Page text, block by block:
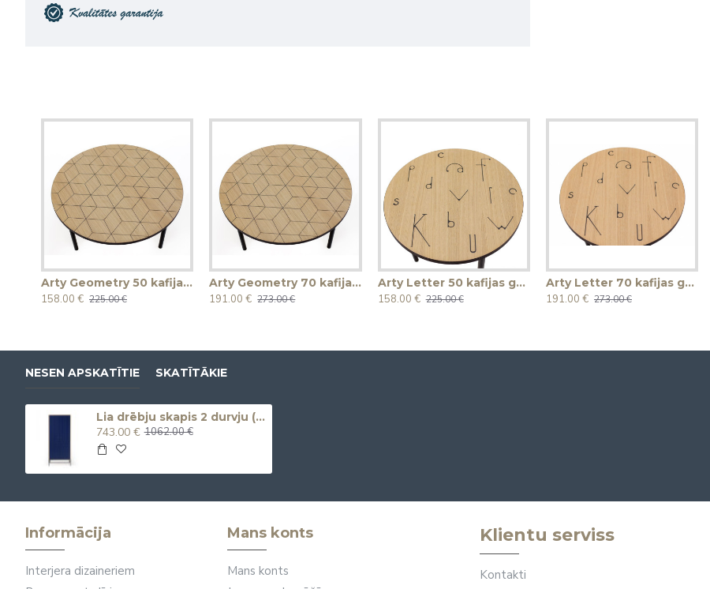
Arty Geometry 50 kafijas galdiņš
158.00 € 225.00 €
Arty Geometry 70 kafijas galdiņš
191.00 € 273.00 €
Arty Letter 50 kafijas galdiņš
158.00 € 225.00 €
Arty Letter 70 kafijas galdiņš
191.00 € 273.00 €
NESEN APSKATĪTIE SKATĪTĀKIE
Lia drēbju skapis 2 durvju (zils)
743.00 € 1062.00 €
Informācija
Interjera dizaineriem
Mans konts
Mans konts
Klientu serviss
Kontakti